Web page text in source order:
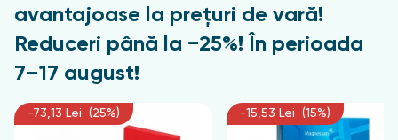
avantajoase la prețuri de vară!
Reduceri până la −25%! În perioada
7–17 august!
-73,13 Lei (25%) -15,53 Lei (15%)